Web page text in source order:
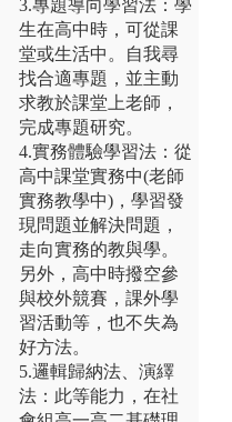
3.專題導向學習法：學
生在高中時，可從課
堂或生活中。自我尋
找合適專題，並主動
求教於課堂上老師，
完成專題研究。
4.實務體驗學習法：從
高中課堂實務中(老師
實務教學中)，學習發
現問題並解決問題，
走向實務的教與學。
另外，高中時撥空參
與校外競賽，課外學
習活動等，也不失為
好方法。
5.邏輯歸納法、演繹
法：此等能力，在社